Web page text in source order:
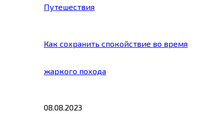
Путешествия
Как сохранить спокойствие во время
жаркого похода
08.08.2023